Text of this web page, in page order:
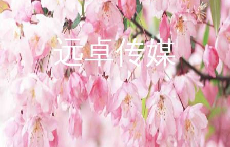
远卓传媒